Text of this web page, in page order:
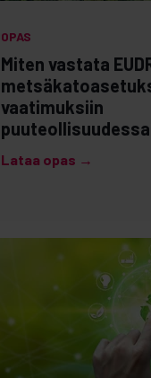
OPAS
Miten vastata
vaatimuksiin
Lataa opas →